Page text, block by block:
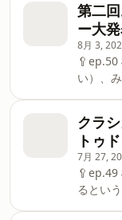
第二
ー大
8月 3,
🥄ep.50 概要欄 定番
い）、
金を使
整にお
が好き/
い/今回
あかり
色/メニ
クラ
トゥ
7月 27,
🥄ep.49 概要欄 常に
るとい